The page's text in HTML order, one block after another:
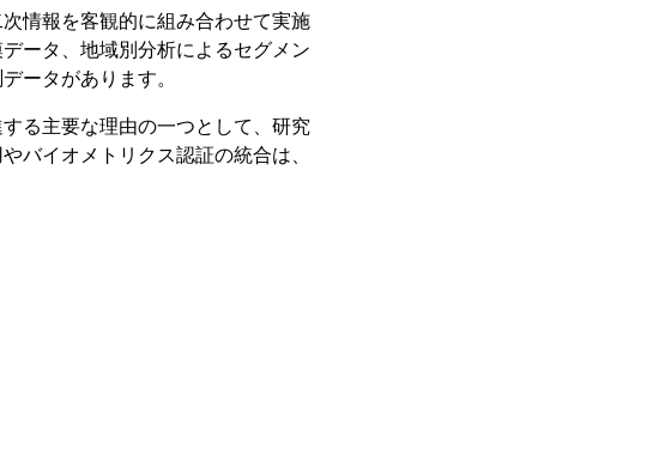
情報を客観的に組み合わせて実施
ータ、地域別分析によるセグメン
ータがあります。
る主要な理由の一つとして、研究
バイオメトリクス認証の統合は、